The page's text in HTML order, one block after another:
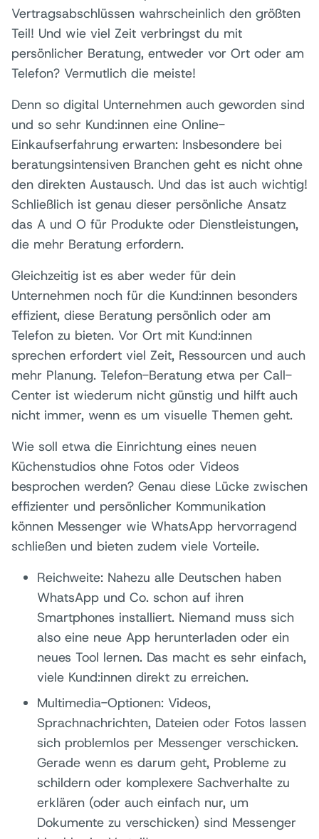
Vertragsabschlüssen wahrscheinlich den größten
Teil! Und wie viel Zeit verbringst du mit
persönlicher Beratung, entweder vor Ort oder am
Telefon? Vermutlich die meiste!
Denn so digital Unternehmen auch geworden sind
und so sehr Kund:innen eine Online-
Einkaufserfahrung erwarten: Insbesondere bei
beratungsintensiven Branchen geht es nicht ohne
den direkten Austausch. Und das ist auch wichtig!
Schließlich ist genau dieser persönliche Ansatz
das A und O für Produkte oder Dienstleistungen,
die mehr Beratung erfordern.
Gleichzeitig ist es aber weder für dein
Unternehmen noch für die Kund:innen besonders
effizient, diese Beratung persönlich oder am
Telefon zu bieten. Vor Ort mit Kund:innen
sprechen erfordert viel Zeit, Ressourcen und auch
mehr Planung. Telefon-Beratung etwa per Call-
Center ist wiederum nicht günstig und hilft auch
nicht immer, wenn es um visuelle Themen geht.
Wie soll etwa die Einrichtung eines neuen
Küchenstudios ohne Fotos oder Videos
besprochen werden? Genau diese Lücke zwischen
effizienter und persönlicher Kommunikation
können Messenger wie WhatsApp hervorragend
schließen und bieten zudem viele Vorteile.
Reichweite: Nahezu alle Deutschen haben
WhatsApp und Co. schon auf ihren
Smartphones installiert. Niemand muss sich
also eine neue App herunterladen oder ein
neues Tool lernen. Das macht es sehr einfach,
viele Kund:innen direkt zu erreichen.
Multimedia-Optionen: Videos,
Sprachnachrichten, Dateien oder Fotos lassen
sich problemlos per Messenger verschicken.
Gerade wenn es darum geht, Probleme zu
schildern oder komplexere Sachverhalte zu
erklären (oder auch einfach nur, um
Dokumente zu verschicken) sind Messenger